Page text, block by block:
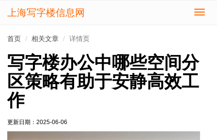
切
上海写字楼信息网
首页 相关文章 详情页
写字楼办公中哪些空间分
区策略有助于安静高效工
作
更新日期： 2025-06-06